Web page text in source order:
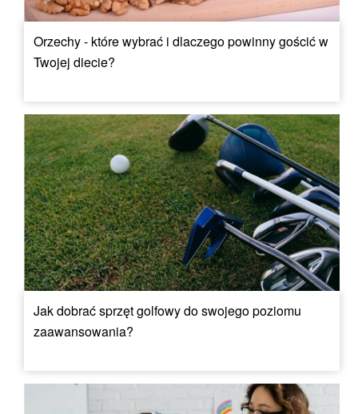
Orzechy - które wybrać i dlaczego powinny gościć w
Twojej diecie?
Jak dobrać sprzęt golfowy do swojego poziomu
zaawansowania?